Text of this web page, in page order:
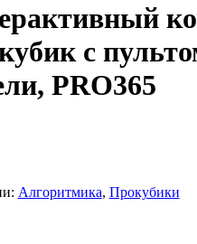
с
PRO365
Алгоритмика, Прокубики